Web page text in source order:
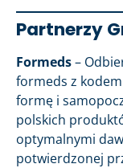
Partnerzy
Formeds–
formeds z
formę i
polskich
optymalnymi
potwierdzonej